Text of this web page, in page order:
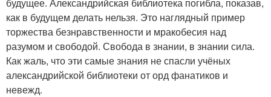
как в будущем делать нельзя. Это наглядный пример
торжества безнравственности и мракобесия над
разумом и свободой. Свобода в знании, в знании сила.
Как жаль, что эти самые знания не спасли учёных
александрийской библиотеки от орд фанатиков и
невежд.